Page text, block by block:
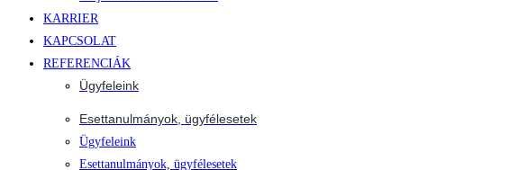
KARRIER
KAPCSOLAT
REFERENCIÁK
Ügyfeleink
Esettanulmányok, ügyfélesetek
Ügyfeleink
Esettanulmányok, ügyfélesetek